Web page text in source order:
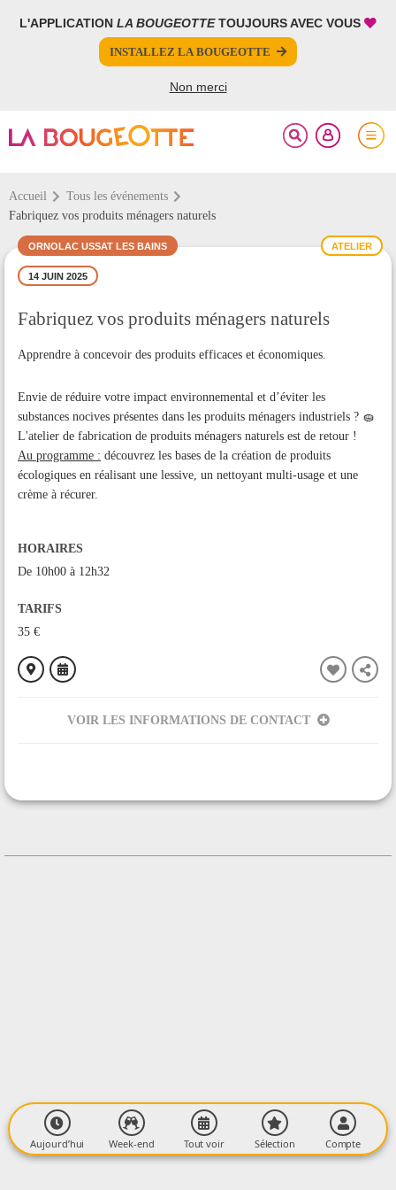
L'APPLICATION LA BOUGEOTTETOUJOURS AVEC VOUS
INSTALLEZ LA BOUGEOTTE
Non merci
Accueil
Tous les événements
Fabriquez vos produits ménagers naturels
ATELIER
ORNOLAC USSAT LES BAINS
14 JUIN 2025
Fabriquez vos produits ménagers naturels
Apprendre à concevoir des produits efficaces et économiques.
Envie de réduire votre impact environnemental et d’éviter les
substances nocives présentes dans les produits ménagers industriels ? 🧽
L'atelier de fabrication de produits ménagers naturels est de retour !
Au programme : découvrez les bases de la création de produits
écologiques en réalisant une lessive, un nettoyant multi-usage et une
crème à récurer.
HORAIRES
De 10h00 à 12h32
TARIFS
35 €
VOIR LES INFORMATIONS DE CONTACT
CONTACT
Contacter l'organisateur
FERMER
PARTAGER
Aujourd’hui Week-end Tout voir Sélection Compte
FERMER
Votre inscription à la newsletter a été effectuée.